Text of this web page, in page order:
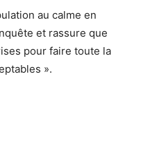
au calme en
et rassure que
pour faire toute la
».